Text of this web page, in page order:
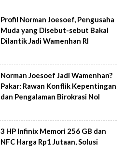
Profil Norman Joesoef, Pengusaha
Muda yang Disebut-sebut Bakal
Dilantik Jadi Wamenhan RI
Norman Joesoef Jadi Wamenhan?
Pakar: Rawan Konflik Kepentingan
dan Pengalaman Birokrasi Nol
3 HP Infinix Memori 256 GB dan
NFC Harga Rp1 Jutaan, Solusi